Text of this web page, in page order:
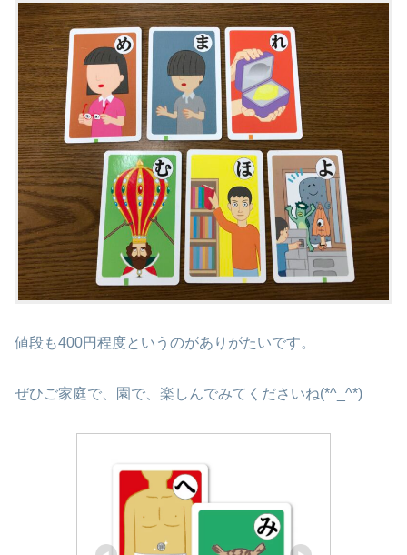
値段も400円程度というのがありがたいです。
ぜひご家庭で、園で、楽しんでみてくださいね(*^_^*)